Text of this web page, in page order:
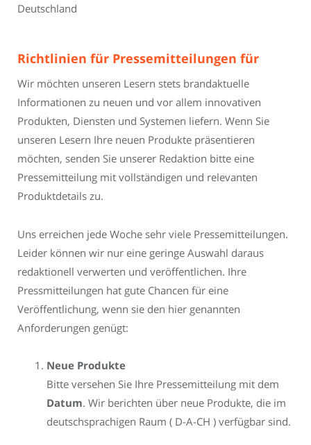
Deutschland
Richtlinien für Pressemitteilungen für
Wir möchten unseren Lesern stets brandaktuelle
Informationen zu neuen und vor allem innovativen
Produkten, Diensten und Systemen liefern. Wenn Sie
unseren Lesern Ihre neuen Produkte präsentieren
möchten, senden Sie unserer Redaktion bitte eine
Pressemitteilung mit vollständigen und relevanten
Produktdetails zu.
Uns erreichen jede Woche sehr viele Pressemitteilungen.
Leider können wir nur eine geringe Auswahl daraus
redaktionell verwerten und veröffentlichen. Ihre
Pressmitteilungen hat gute Chancen für eine
Veröffentlichung, wenn sie den hier genannten
Anforderungen genügt:
Neue Produkte
Bitte versehen Sie Ihre Pressemitteilung mit dem
Datum. Wir berichten über neue Produkte, die im
deutschsprachigen Raum ( D-A-CH ) verfügbar sind.